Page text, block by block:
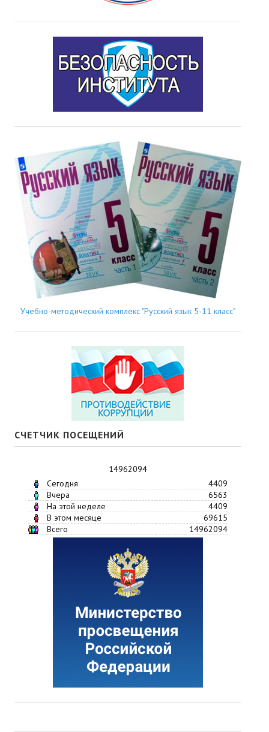
Учебно-методический комплекс "Русский язык 5-11 класс"
СЧЕТЧИК ПОСЕЩЕНИЙ
14962094
Сегодня
4409
Вчера
6563
На этой неделе
4409
В этом месяце
69615
Всего
14962094